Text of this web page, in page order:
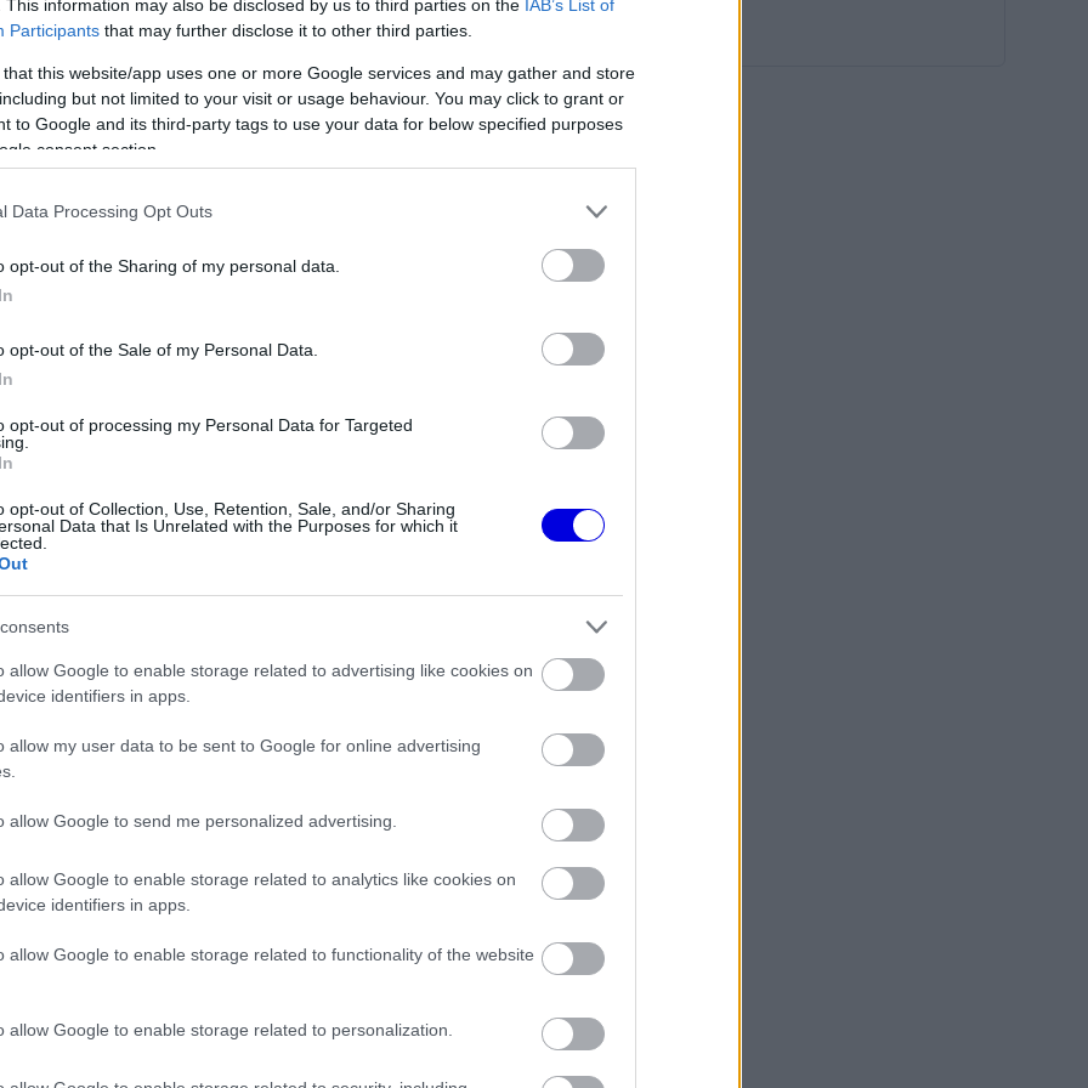
This information may also be disclosed by us to third parties on the IAB’s List of
Participants that may further disclose it to other third parties.
that this website/app uses one or more Google services and may gather and store
but not limited to your visit or usage behaviour. You may click to grant or
to Google and its third-party tags to use your data for below specified purposes
consent section.
Data Processing Opt Outs
opt-out of the Sharing of my personal data.
opt-out of the Sale of my Personal Data.
opt-out of processing my Personal Data for Targeted
opt-out of Collection, Use, Retention, Sale, and/or Sharing
Data that Is Unrelated with the Purposes for which it
allow Google to enable storage related to advertising like cookies on
identifiers in apps.
allow my user data to be sent to Google for online advertising
allow Google to send me personalized advertising.
allow Google to enable storage related to analytics like cookies on
identifiers in apps.
allow Google to enable storage related to functionality of the website
allow Google to enable storage related to personalization.
okok miatt nem
Helmut
sem tudja letagadni a Ferrarinál
Leclerc-t is. Úgy véli, az olasz istálló túl
így képtelen volt igazi vezérré válni.
és a csapattársak legyőzésével, ám
teljesen felkészületlenül érte.
hetek. Hamilton a monacói és a kanadai
első győzelmét a Ferrarival,
brit ezzel megelőzte Lando Norrist, Charles
hullámvölgybe került. Monacóban fékhiba
előbb a kvalifikáción törte össze az
hátráltatták. Lemaradása már nagyjából 40